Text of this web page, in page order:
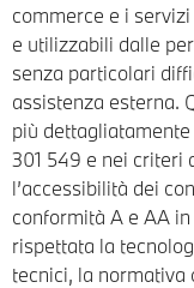
commerce e i
e utilizzabili dalle
senza particolari
assistenza esterna.
più
301 549 e nei criteri
l’accessibilità dei
conformità A e AA
rispettata la
tecnici, la